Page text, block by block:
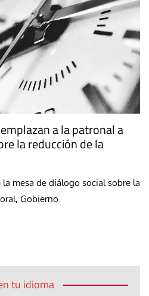
a la patronal a
la reducción de la
mesa de diálogo social sobre la
Gobierno
tu idioma